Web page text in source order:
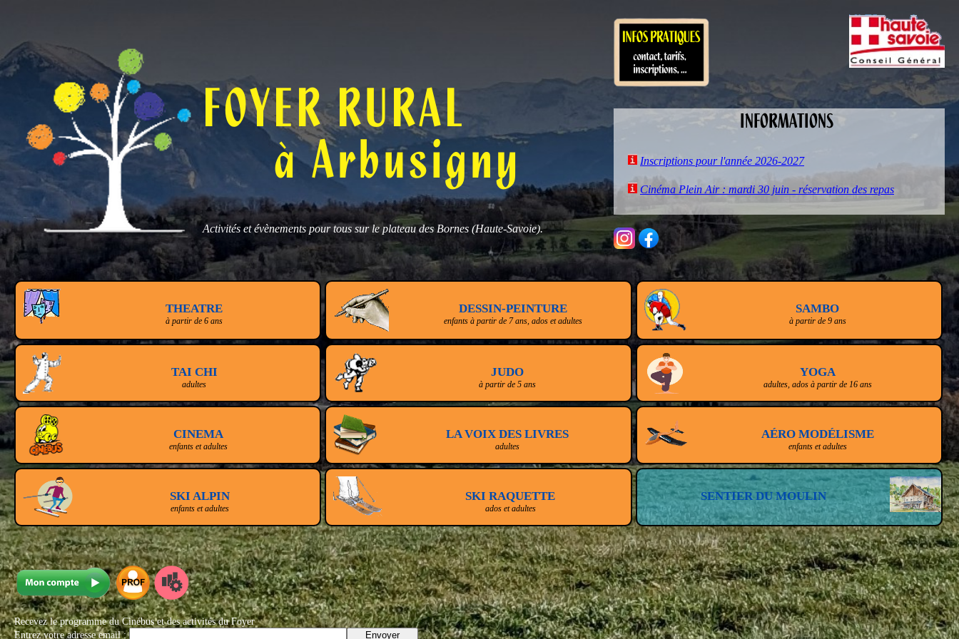
FOYER RURAL
à Arbusigny
Activités et évènements pour tous sur le plateau des Bornes (Haute-Savoie).
INFORMATIONS
Inscriptions pour l'année 2026-2027
Cinéma Plein Air : mardi 30 juin - réservation des repas
THEATRE
à partir de 6 ans
DESSIN-PEINTURE
enfants à partir de 7 ans, ados et adultes
SAMBO
à partir de 9 ans
TAI CHI
adultes
JUDO
à partir de 5 ans
YOGA
adultes, ados à partir de 16 ans
CINEMA
enfants et adultes
LA VOIX DES LIVRES
adultes
AÉRO MODÉLISME
enfants et adultes
SKI ALPIN
enfants et adultes
SKI RAQUETTE
ados et adultes
SENTIER DU MOULIN
Recevez le programme du Cinébus et des activités du Foyer
Entrez votre adresse email :